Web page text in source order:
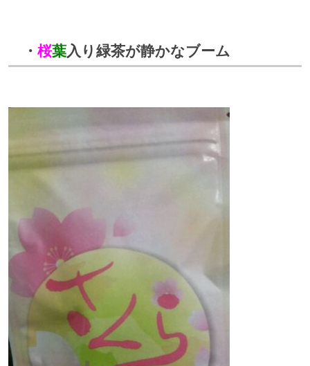
・ 桜葉入り緑茶が静かなブーム